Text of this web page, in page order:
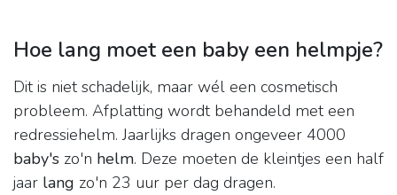
Hoe lang moet een baby een helmpje?
Dit is niet schadelijk, maar wél een cosmetisch
probleem. Afplatting wordt behandeld met een
redressiehelm. Jaarlijks dragen ongeveer 4000
baby's zo'n helm. Deze moeten de kleintjes een half
jaar lang zo'n 23 uur per dag dragen.